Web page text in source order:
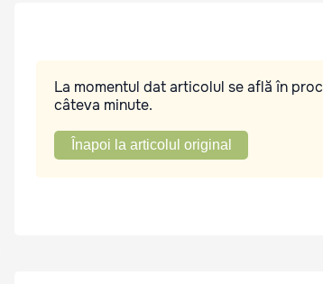
La momentul dat articolul se află în
câteva minute.
Înapoi la articolul original